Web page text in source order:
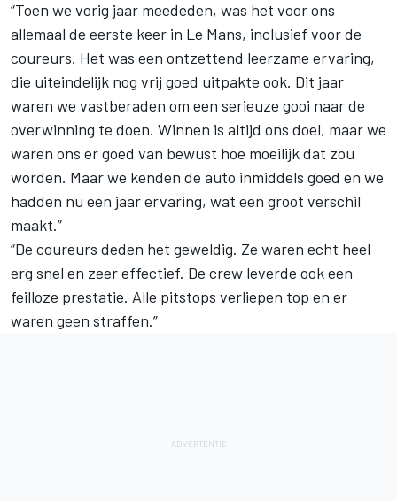
“Toen we vorig jaar meededen, was het voor ons
allemaal de eerste keer in Le Mans, inclusief voor de
coureurs. Het was een ontzettend leerzame ervaring,
die uiteindelijk nog vrij goed uitpakte ook. Dit jaar
waren we vastberaden om een serieuze gooi naar de
overwinning te doen. Winnen is altijd ons doel, maar we
waren ons er goed van bewust hoe moeilijk dat zou
worden. Maar we kenden de auto inmiddels goed en we
hadden nu een jaar ervaring, wat een groot verschil
maakt.”
“De coureurs deden het geweldig. Ze waren echt heel
erg snel en zeer effectief. De crew leverde ook een
feilloze prestatie. Alle pitstops verliepen top en er
waren geen straffen.”